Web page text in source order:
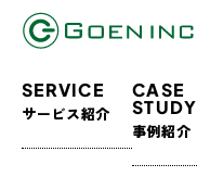
SERVICE
サービス紹介
CASE
STUDY
事例紹介